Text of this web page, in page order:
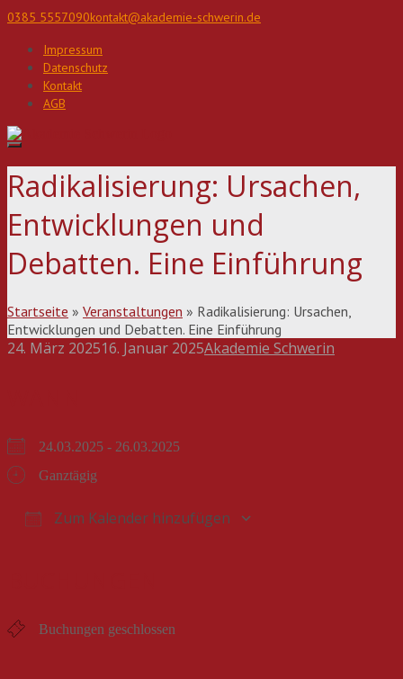
Direkt
Inhalt
0385 5557090kontakt@akademie-schwerin.de
Impressum
Datenschutz
Kontakt
AGB
Radikalisierung: Ursachen,
Entwicklungen und
Debatten. Eine Einführung
Startseite » Veranstaltungen » Radikalisierung: Ursachen,
Entwicklungen und Debatten. Eine Einführung
24. März 202516. Januar 2025Akademie Schwerin
24.03.2025 - 26.03.2025
Ganztägig
Zum Kalender hinzufügen
Buchungen geschlossen